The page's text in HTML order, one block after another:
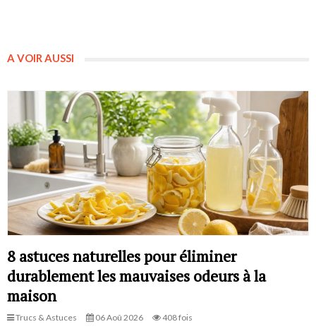
A VOIR AUSSI
8 astuces naturelles pour éliminer
durablement les mauvaises odeurs à la
maison
Trucs & Astuces 06 Aoû 2026 408 fois